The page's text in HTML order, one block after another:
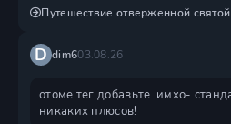
Путешествие отверженной святой
D dim603.08.26
отоме тег добавьте. имхо- стандартные бабские сопли.
никаких плюсов!